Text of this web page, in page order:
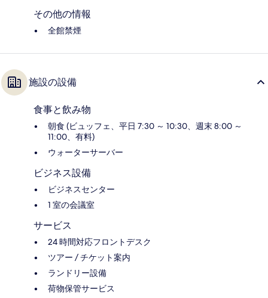
その他の情報
全館禁煙
施設の設備
食事と飲み物
朝食 (ビュッフェ、平日 7:30 ～ 10:30、週末 8:00 ～
11:00、有料)
ウォーターサーバー
ビジネス設備
ビジネスセンター
1 室の会議室
サービス
24 時間対応フロントデスク
ツアー / チケット案内
ランドリー設備
荷物保管サービス